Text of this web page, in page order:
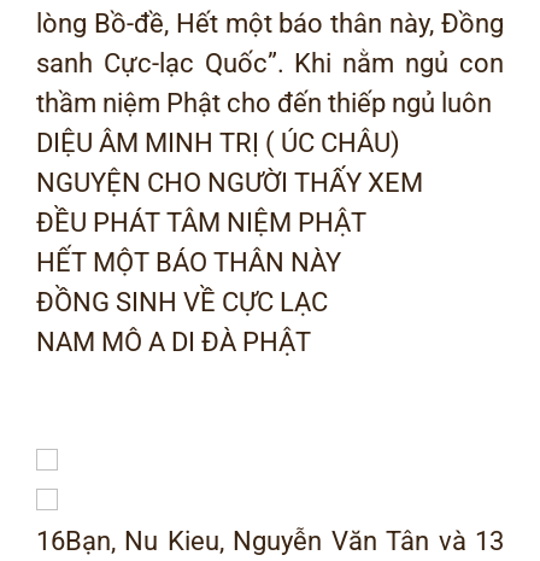
lòng Bồ-đề, Hết một báo thân này, Đồng
sanh Cực-lạc Quốc”. Khi nằm ngủ con
thầm niệm Phật cho đến thiếp ngủ luôn
DIỆU ÂM MINH TRỊ ( ÚC CHÂU)
NGUYỆN CHO NGƯỜI THẤY XEM
ĐỀU PHÁT TÂM NIỆM PHẬT
HẾT MỘT BÁO THÂN NÀY
ĐỒNG SINH VỀ CỰC LẠC
NAM MÔ A DI ĐÀ PHẬT
16Bạn, Nu Kieu, Nguyễn Văn Tân và 13